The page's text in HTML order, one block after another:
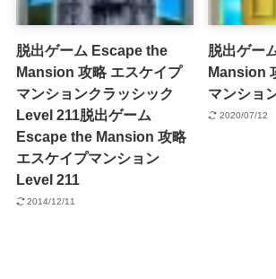
脱出ゲーム Escape the
Mansion 攻略 エスケイプ
マンションクラッシック
Level 211脱出ゲーム
Escape the Mansion 攻略
エスケイプマンション
Level 211
2014/12/11
脱出ゲー
Mansion
マンショ
2020/07/12